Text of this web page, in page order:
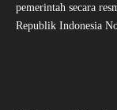
pemerintah secara
Republik Indonesia